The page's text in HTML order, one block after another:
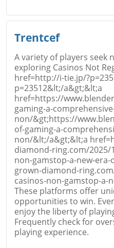
Email
Коментар*
Trentcef
A variety of players seek
exploring Casinos Not
href=http://i-tie.jp/
p=23512&lt;/a&gt;&lt;a
href=https://
gaming-a-
non/&gt;https://
of-gaming-a-
non/&lt;/a&gt;&lt;a
diamond-ring.com/
non-gamstop-a-new-
grown-diamond-
casinos-non-gamstop-a-
These platforms offer
opportunities to win.
enjoy the liberty of
Frequently check for
playing experience.